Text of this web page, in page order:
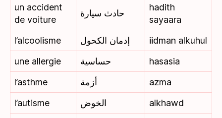
un accident
de voiture
حادث سيارة
hadith
sayaara
l’alcoolisme
إدمان الكحول
iidman alkuhul
une allergie
حساسية
hasasia
l’asthme
أزمة
azma
l’autisme
الخوض
alkhawd